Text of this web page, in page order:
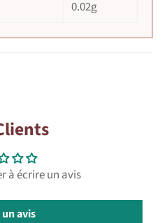
0.02g
à écrire un avis
avis